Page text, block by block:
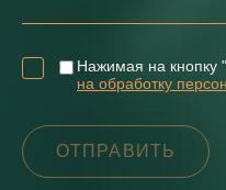
Нажимая на кнопку
на обработку